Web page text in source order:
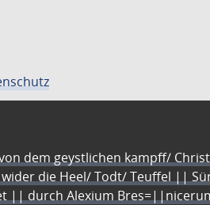
dem geystlichen kampff/
die Heel/ Todt/ Teuffel ||
|| durch Alexium